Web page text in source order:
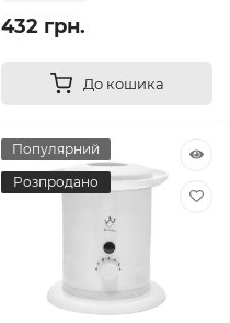
432 грн.
До кошика
Популярний
Розпродано